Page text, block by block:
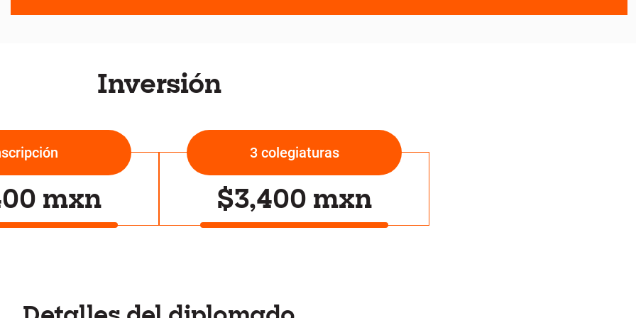
Inversión
mxn
3 colegiaturas
$3,400 mxn